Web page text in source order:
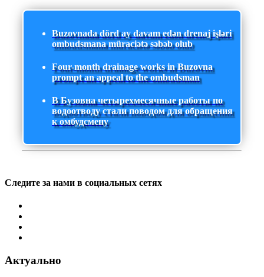
Buzovnada dörd ay davam edən drenaj işləri
ombudsmana müraciətə səbəb olub
Four-month drainage works in Buzovna
prompt an appeal to the ombudsman
В Бузовна четырехмесячные работы по
водоотводу стали поводом для обращения
к омбудсмену
Следите за нами в социальных сетях
Актуально